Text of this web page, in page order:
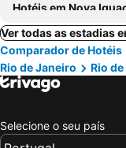
Hotéis em Nova
Ver todas as estadias
Comparador de Hotéis
Rio de Janeiro
Rio
Selecione o seu país